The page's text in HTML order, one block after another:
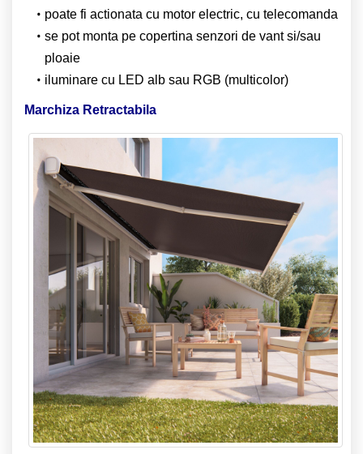
poate fi actionata cu motor electric, cu telecomanda
se pot monta pe copertina senzori de vant si/sau
ploaie
iluminare cu LED alb sau RGB (multicolor)
Marchiza Retractabila